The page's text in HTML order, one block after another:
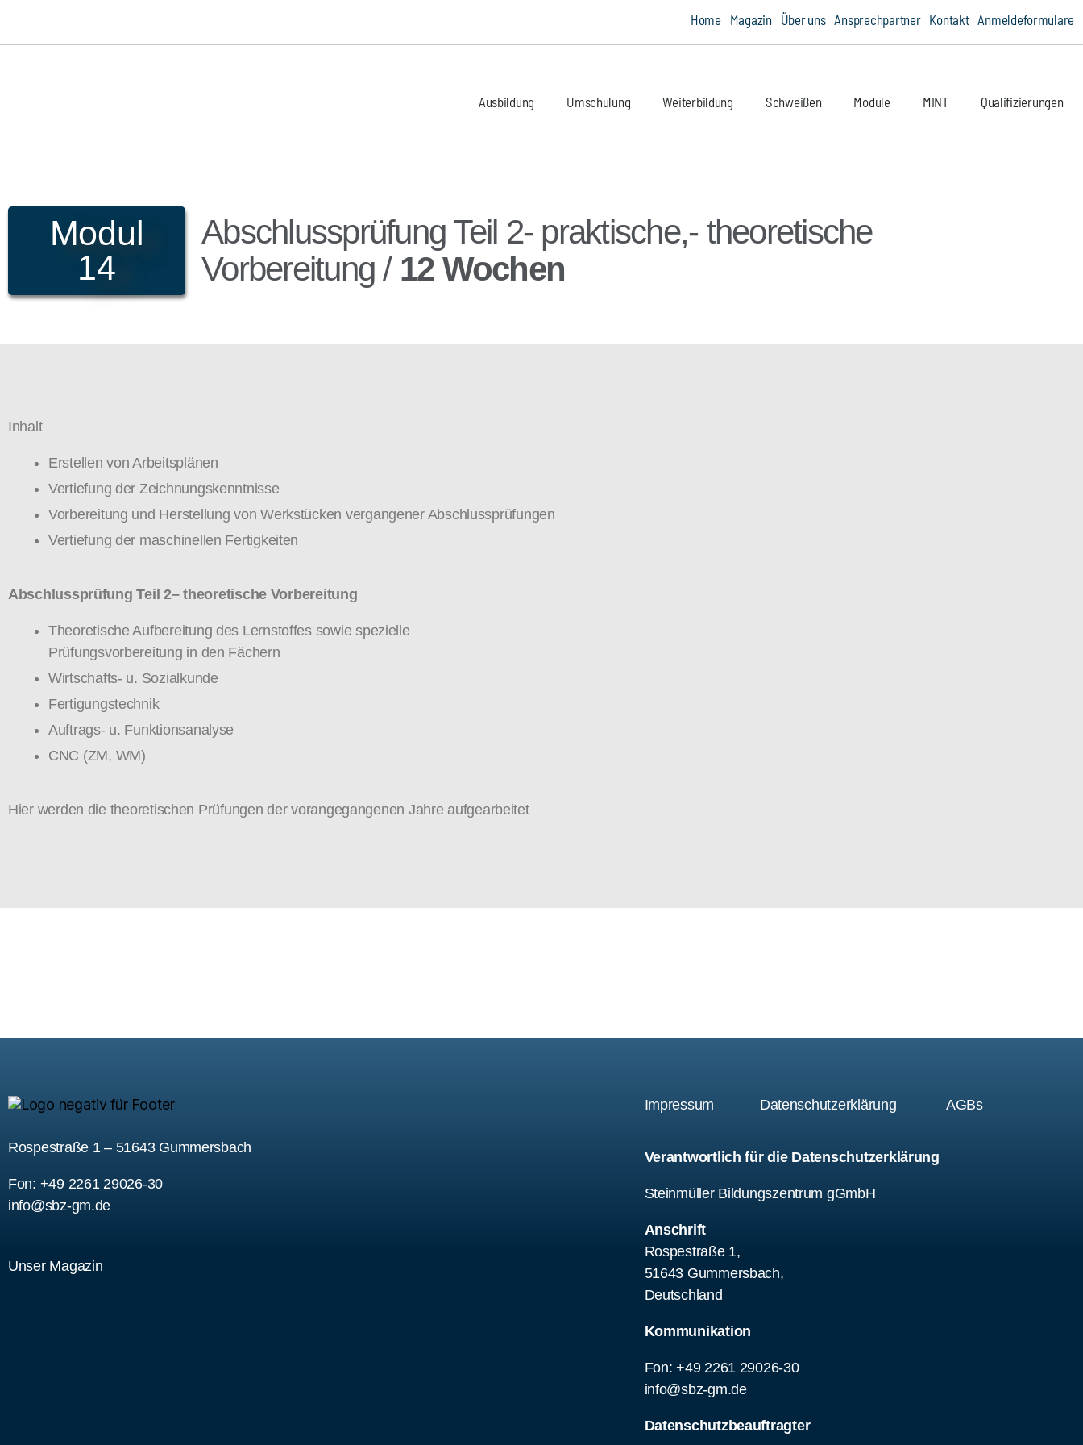
Home Magazin Über uns Ansprechpartner Kontakt Anmeldeformulare
Ausbildung Umschulung Weiterbildung Schweißen Module MINT Qualifizierungen
Modul
14
Abschlussprüfung Teil 2- praktische,- theoretische
Vorbereitung / 12 Wochen
Inhalt
Erstellen von Arbeitsplänen
Vertiefung der Zeichnungskenntnisse
Vorbereitung und Herstellung von Werkstücken vergangener Abschlussprüfungen
Vertiefung der maschinellen Fertigkeiten
Abschlussprüfung Teil 2– theoretische Vorbereitung
Theoretische Aufbereitung des Lernstoffes sowie spezielle
Prüfungsvorbereitung in den Fächern
Wirtschafts- u. Sozialkunde
Fertigungstechnik
Auftrags- u. Funktionsanalyse
CNC (ZM, WM)
Hier werden die theoretischen Prüfungen der vorangegangenen Jahre aufgearbeitet
Rospestraße 1 – 51643 Gummersbach
Fon: +49 2261 29026-30
info@sbz-gm.de
Unser Magazin
Impressum Datenschutzerklärung AGBs
Verantwortlich für die Datenschutzerklärung
Steinmüller Bildungszentrum gGmbH
Anschrift
Rospestraße 1,
51643 Gummersbach,
Deutschland
Kommunikation
Fon: +49 2261 29026-30
info@sbz-gm.de
Datenschutzbeauftragter